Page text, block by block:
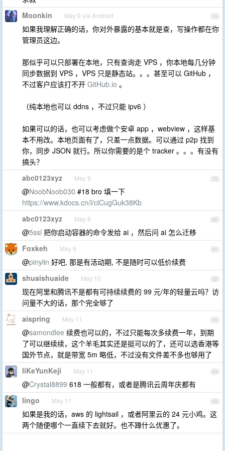
78
Moonkin May 9 via Android
如果我理解正确的话，你对外暴露的基本就是查，写操作都在你
管理员这边。
那似乎可以只部署在本地，只有查询走 VPS ，你本地每几分钟
同步数据到 VPS ，VPS 只是静态站。。。甚至可以 GitHub ，
不过客户应该打不开 GitHub.io 。
（纯本地也可以 ddns ，不过只能 ipv6 ）
如果可以的话，也可以考虑做个安卓 app ，webview ，这样基
本不用改。本地页面有了，只差一点数据。可以通过 p2p 找到
你，同步 JSON 就行。所以你需要的是个 tracker 。。。有没有
搞头？
79
abc0123xyz May 9
@NoobNoob030 #18 bro 填一下
https://www.kdocs.cn/l/clCugGuk38Kb
80
abc0123xyz May 9
@5ssl 把你启动容器的命令发给 ai ，然后问 ai 怎么迁移
81
Foxkeh May 9
@pinylin 好吧, 那是有活动期, 不是随时可以低价续费
82
shuaishuaide May 10
现在阿里和腾讯不是都有可持续续费的 99 元/年的轻量云吗？访
问量不大的话，那个完全够了
83
aispring May 11
@samondlee 续费也可以的，不过只能每次多续费一年，到期
了可以继续续，这个羊毛其实还是挺可以的了，还可以选香港等
国外节点，就是带宽 5m 略低，不过没有文件差不多也够用了
84
liKeYunKeji May 11
@Crystal8899 618 一般都有，或者是腾讯云周年庆都有
85
lingo May 11
如果是我的话，aws 的 lightsail ，或者阿里云的 24 元小鸡。这
两个随便哪个一直续下去就好。也不蹲什么优惠了。